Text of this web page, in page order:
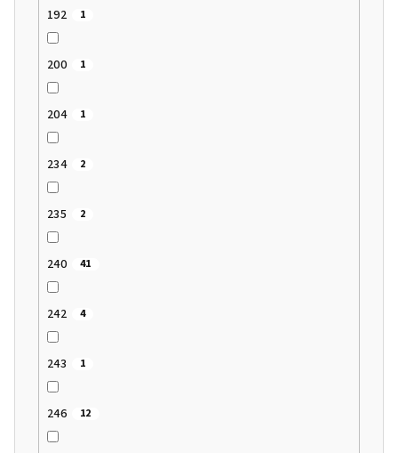
192 1
200 1
204 1
234 2
235 2
240 41
242 4
243 1
246 12